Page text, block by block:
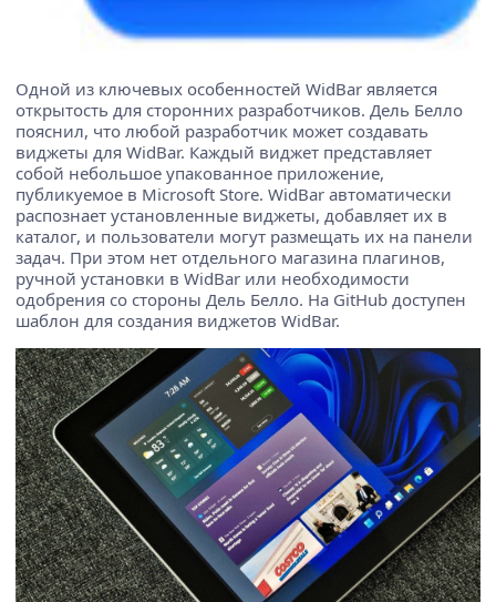
Одной из ключевых особенностей WidBar является
открытость для сторонних разработчиков. Дель Белло
пояснил, что любой разработчик может создавать
виджеты для WidBar. Каждый виджет представляет
собой небольшое упакованное приложение,
публикуемое в Microsoft Store. WidBar автоматически
распознает установленные виджеты, добавляет их в
каталог, и пользователи могут размещать их на панели
задач. При этом нет отдельного магазина плагинов,
ручной установки в WidBar или необходимости
одобрения со стороны Дель Белло. На GitHub доступен
шаблон для создания виджетов WidBar.